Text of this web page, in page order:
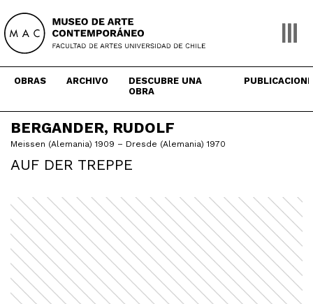
content
OBRAS ARCHIVO
DESCUBRE UNA
OBRA
BERGANDER, RUDOLF
Meissen (Alemania) 1909 – Dresde (Alemania) 1970
AUF DER TREPPE